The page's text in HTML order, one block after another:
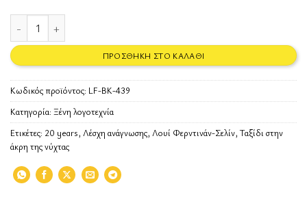
Ταξίδι στην άκρη της νύχτας ποσότητα
ΠΡΟΣΘΉΚΗ ΣΤΟ ΚΑΛΆΘΙ
Κωδικός προϊόντος: LF-BK-439
Κατηγορία: Ξένη λογοτεχνία
Ετικέτες: 20 years, Λέσχη ανάγνωσης, Λουί Φερντινάν-Σελίν,Ταξίδι στην
άκρη της νύχτας